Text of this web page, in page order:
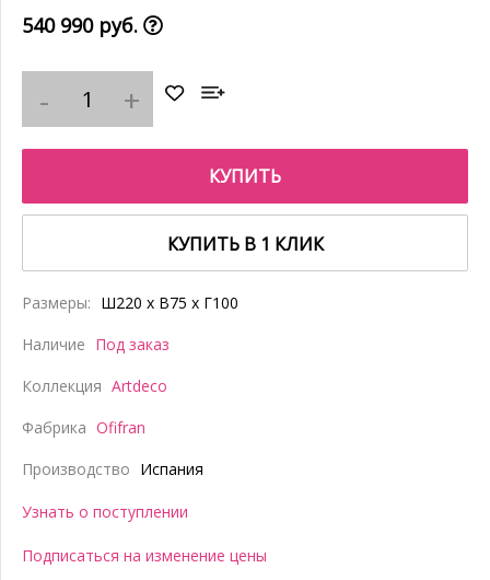
540 990 руб.
КУПИТЬ
КУПИТЬ В 1 КЛИК
Размеры: Ш220 x В75 x Г100
Наличие Под заказ
Коллекция Artdeco
Фабрика Ofifran
Производство Испания
Узнать о поступлении
Подписаться на изменение цены